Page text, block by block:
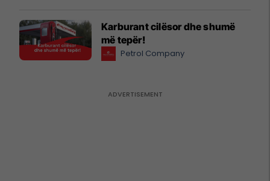
Karburant cilësor dhe shumë
më tepër!
Petrol Company